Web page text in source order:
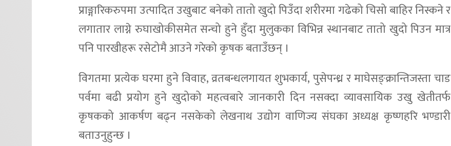
प्राङ्गारिकरुपमा उत्पादित उखुबाट बनेको तातो खुदो पिउँदा शरीरमा गढेको चिसो बाहिर निस्कने र
लगातार लाग्ने रुघाखोकीसमेत सन्चो हुने हुँदा मुलुकका विभिन्न स्थानबाट तातो खुदो पिउन मात्र
पनि पारखीहरू रसेटोमै आउने गरेको कृषक बताउँछन् ।
विगतमा प्रत्येक घरमा हुने विवाह, व्रतबन्धलगायत शुभकार्य, पुसेपन्ध्र र माघेसङ्क्रान्तिजस्ता चाड
पर्वमा बढी प्रयोग हुने खुदोको महत्वबारे जानकारी दिन नसक्दा व्यावसायिक उखु खेतीतर्फ
कृषकको आकर्षण बढ्न नसकेको लेखनाथ उद्योग वाणिज्य संघका अध्यक्ष कृष्णहरि भण्डारी
बताउनुहुन्छ ।